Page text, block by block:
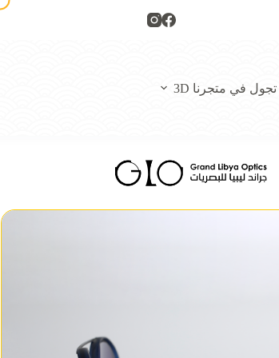
تجول في متجرنا 3D